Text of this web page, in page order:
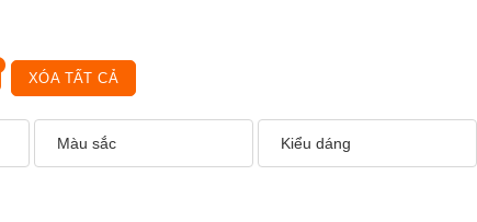
XÓA TẤT CẢ
Màu sắc Kiểu dáng